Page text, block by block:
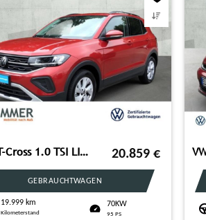
VW T-Cross 1.0 TSI LIFE *AHK *LED *ACC *VIRTUAL *AP 20.859€
GEBRAUCHTWAGEN
19.999 km
Kilometerstand
70KW
95 PS